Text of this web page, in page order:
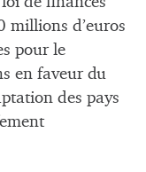
millions d’euros
pour le
en faveur du
des pays